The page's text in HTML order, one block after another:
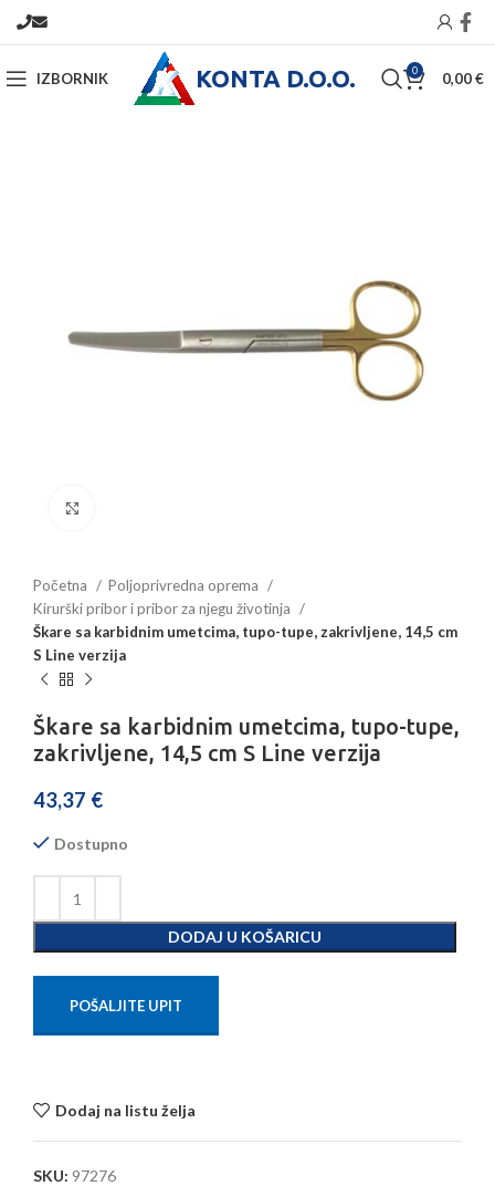
IZBORNIK KONTA D.O.O. 0 0,00€
Početna
Poljoprivredna oprema
Kirurški pribor i pribor za njegu životinja
Škare sa karbidnim umetcima, tupo-tupe, zakrivljene, 14,5 cm
S Line verzija
Škare sa karbidnim umetcima, tupo-tupe,
zakrivljene, 14,5 cm S Line verzija
43,37 €
Dostupno
DODAJ U KOŠARICU
POŠALJITE UPIT
Dodaj na listu želja
SKU: 97276